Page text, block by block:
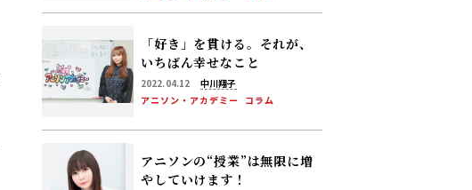
「好き」を貫ける。それが、
いちばん幸せなこと
2022.04.12
中川翔子
アニソン・アカデミー
コラム
アニソンの“授業”は無限に増
やしていけます！